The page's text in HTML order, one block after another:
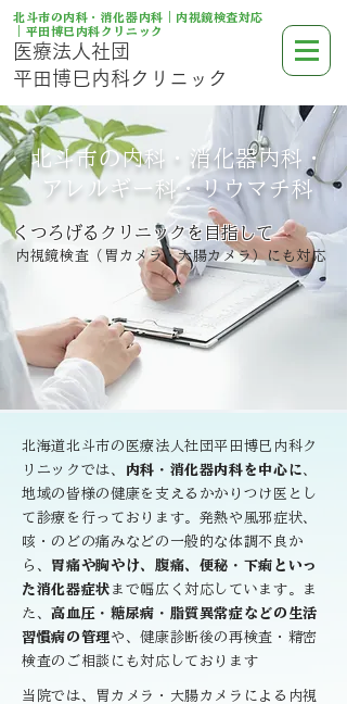
北斗市の内科・消化器内科｜内視鏡検査対応
｜平田博巳内科クリニック
医療法人社団
平田博巳内科クリニック
北斗市の内科・消化器内科・
アレルギー科・リウマチ科
くつろげるクリニックを目指して
内視鏡検査（胃カメラ・大腸カメラ）にも対応
北海道北斗市の医療法人社団平田博巳内科ク
リニックでは、
内科・消化器内科を中心に、
地域の皆様の健康を支えるかかりつけ医とし
て診療を行っております。発熱や風邪症状、
咳・のどの痛みなどの一般的な体調不良か
ら、 胃痛や胸やけ、腹痛、便秘・下痢といっ
た消化器症状 まで幅広く対応しています。ま
た、高血圧・糖尿病・脂質異常症などの生活
習慣病の管理や、健康診断後の再検査・精密
検査のご相談にも対応しております
当院では、胃カメラ・大腸カメラによる内視